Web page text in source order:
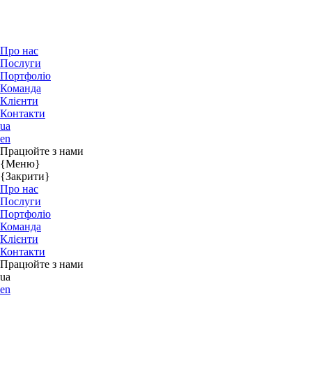
Про нас
Послуги
Портфоліо
Команда
Клієнти
Контакти
ua
en
Працюйте з нами
{Меню}
{Закрити}
Про нас
Послуги
Портфоліо
Команда
Клієнти
Контакти
Працюйте з нами
ua
en